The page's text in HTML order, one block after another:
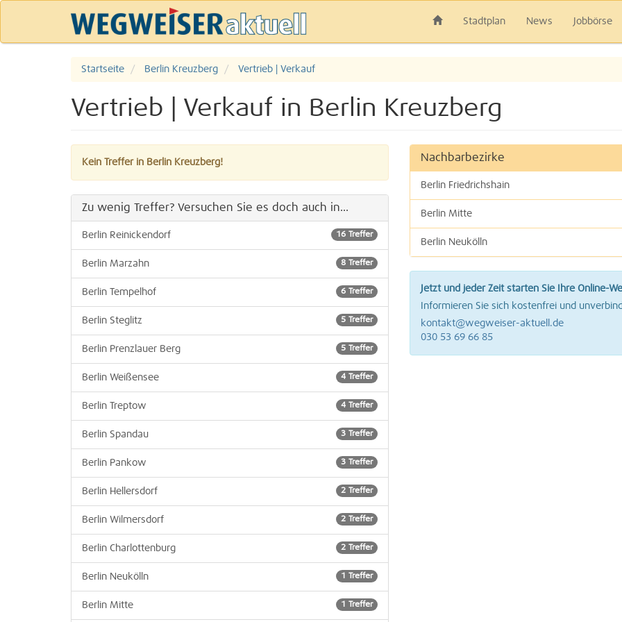
Stadtplan News Jobbörse
Startseite Berlin Kreuzberg Vertrieb | Verkauf
Vertrieb | Verkauf in Berlin Kreuzberg
Kein Treffer in Berlin Kreuzberg!
Zu wenig Treffer? Versuchen Sie es doch auch in...
16 Treffer
Berlin Reinickendorf
8 Treffer
Berlin Marzahn
6 Treffer
Berlin Tempelhof
5 Treffer
Berlin Steglitz
5 Treffer
Berlin Prenzlauer Berg
4 Treffer
Berlin Weißensee
4 Treffer
Berlin Treptow
3 Treffer
Berlin Spandau
3 Treffer
Berlin Pankow
2 Treffer
Berlin Hellersdorf
2 Treffer
Berlin Wilmersdorf
2 Treffer
Berlin Charlottenburg
1 Treffer
Berlin Neukölln
1 Treffer
Berlin Mitte
Nachbarbezirke
Berlin Friedrichshain
Berlin Mitte
Berlin Neukölln
Berlin Schöneberg
Berlin Tempelhof
Berlin Tiergarten
Berlin Treptow
Jetzt und jeder Zeit starten Sie Ihre Online-
Informieren Sie sich kostenfrei und
kontakt@wegweiser-aktuell.de
030 53 69 66 85